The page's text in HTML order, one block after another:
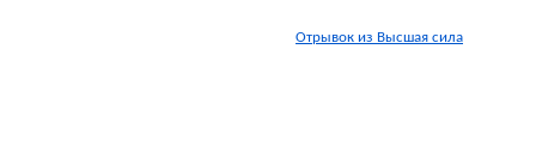
Отрывок из Высшая сила